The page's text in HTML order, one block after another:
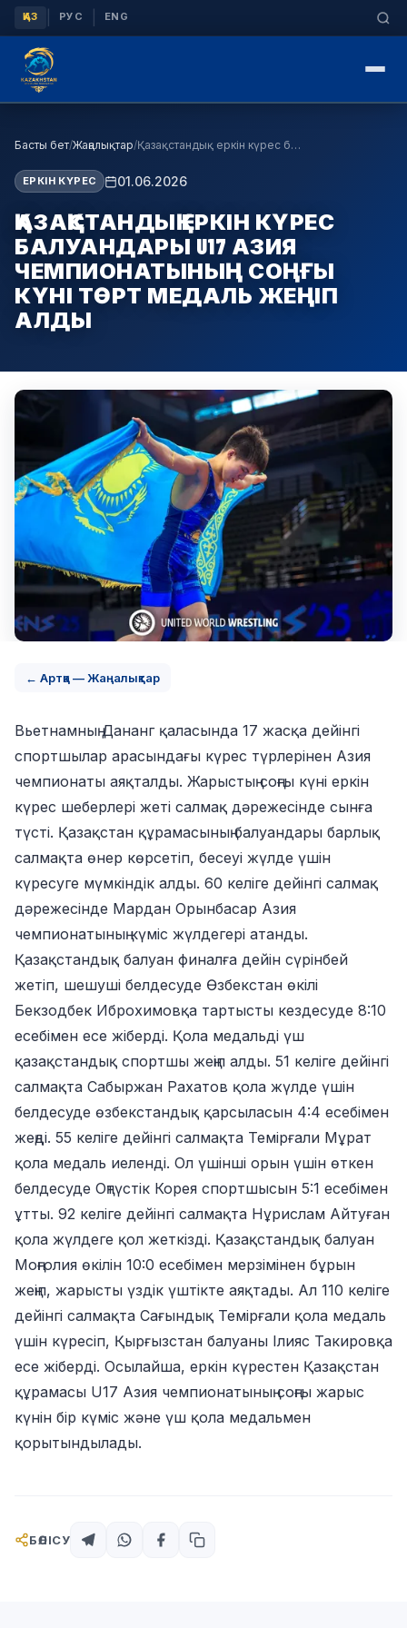
ҚАЗ РУС ENG
Басты бет/Жаңалықтар/ Қазақстандық еркін күрес балуандары U17 Азия чемп…
ЕРКІН КҮРЕС 01.06.2026
ҚАЗАҚСТАНДЫҚ ЕРКІН КҮРЕС
БАЛУАНДАРЫ U17 АЗИЯ
ЧЕМПИОНАТЫНЫҢ СОҢҒЫ
КҮНІ ТӨРТ МЕДАЛЬ ЖЕҢІП
АЛДЫ
← Артқа — Жаңалықтар
Вьетнамның Дананг қаласында 17 жасқа дейінгі
спортшылар арасындағы күрес түрлерінен Азия
чемпионаты аяқталды. Жарыстың соңғы күні еркін
күрес шеберлері жеті салмақ дәрежесінде сынға
түсті. Қазақстан құрамасының балуандары барлық
салмақта өнер көрсетіп, бесеуі жүлде үшін
күресуге мүмкіндік алды. 60 келіге дейінгі салмақ
дәрежесінде Мардан Орынбасар Азия
чемпионатының күміс жүлдегері атанды.
Қазақстандық балуан финалға дейін сүрінбей
жетіп, шешуші белдесуде Өзбекстан өкілі
Бекзодбек Иброхимовқа тартысты кездесуде 8:10
есебімен есе жіберді. Қола медальді үш
қазақстандық спортшы жеңіп алды. 51 келіге дейінгі
салмақта Сабыржан Рахатов қола жүлде үшін
белдесуде өзбекстандық қарсыласын 4:4 есебімен
жеңді. 55 келіге дейінгі салмақта Темірғали Мұрат
қола медаль иеленді. Ол үшінші орын үшін өткен
белдесуде Оңтүстік Корея спортшысын 5:1 есебімен
ұтты. 92 келіге дейінгі салмақта Нұрислам Айтуған
қола жүлдеге қол жеткізді. Қазақстандық балуан
Моңғолия өкілін 10:0 есебімен мерзімінен бұрын
жеңіп, жарысты үздік үштікте аяқтады. Ал 110 келіге
дейінгі салмақта Сағындық Темірғали қола медаль
үшін күресіп, Қырғызстан балуаны Ілияс Такировқа
есе жіберді. Осылайша, еркін күрестен Қазақстан
құрамасы U17 Азия чемпионатының соңғы жарыс
күнін бір күміс және үш қола медальмен
қорытындылады.
БӨЛІСУ